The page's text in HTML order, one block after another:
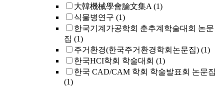
大韓機械學會論文集A (1)
식물병연구 (1)
한국기계가공학회 춘추계학술대회 논문
집 (1)
주거환경(한국주거환경학회논문집) (1)
한국HCI학회 학술대회 (1)
한국 CAD/CAM 학회 학술발표회 논문집
(1)